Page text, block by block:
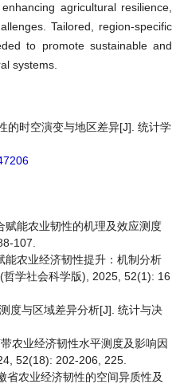
agricultural resilience,
Tailored, region-specific
to promote sustainable and
systems.
的时空演变与地区差异[J]. 统计学
能农业韧性的机理及效应测度
107.
能农业经济韧性提升：机制分析
学社会科学版), 2025, 52(1): 16
度与区域差异分析[J]. 统计与决
农业经济韧性水平测度及影响因
52(18): 202-206, 225.
省农业经济韧性的空间异质性及